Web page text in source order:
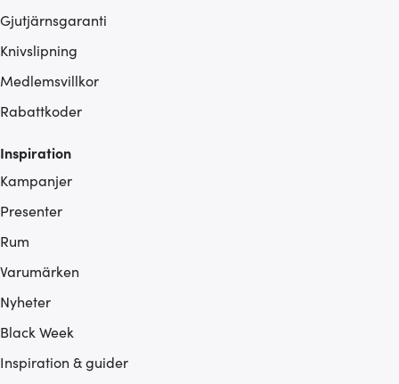
Gjutjärnsgaranti
Knivslipning
Medlemsvillkor
Rabattkoder
Inspiration
Kampanjer
Presenter
Rum
Varumärken
Nyheter
Black Week
Inspiration & guider